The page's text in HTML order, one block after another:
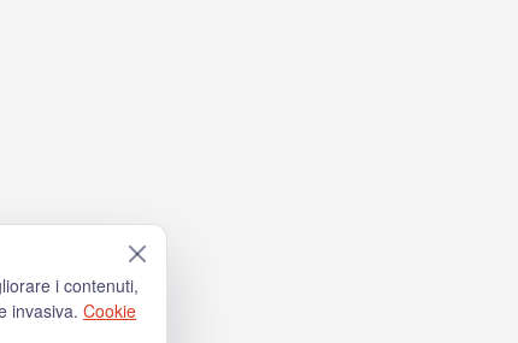
i contenuti,
invasiva. Cookie